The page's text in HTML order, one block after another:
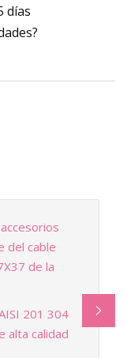
días
del cable
de la
201 304
alta calidad